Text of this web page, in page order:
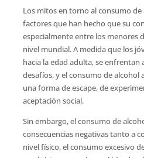
Los mitos en torno al consumo
factores que han hecho que su
especialmente entre los menores
nivel mundial. A medida que los
hacia la edad adulta, se enfrentan
desafíos, y el consumo de alcohol
una forma de escape, de
aceptación social.
Sin embargo, el consumo de
consecuencias negativas tanto a
nivel físico, el consumo excesivo